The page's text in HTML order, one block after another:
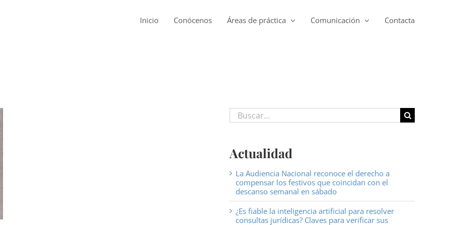
Inicio Conócenos Áreas de práctica Comunicación Contacta
Buscar:
Actualidad
La Audiencia Nacional reconoce el derecho a
compensar los festivos que coincidan con el
descanso semanal en sábado
¿Es fiable la inteligencia artificial para resolver
consultas jurídicas? Claves para verificar sus